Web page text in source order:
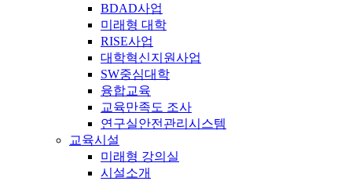
BDAD사업
미래형 대학
RISE사업
대학혁신지원사업
SW중심대학
융합교육
교육만족도 조사
연구실안전관리시스템
교육시설
미래형 강의실
시설소개